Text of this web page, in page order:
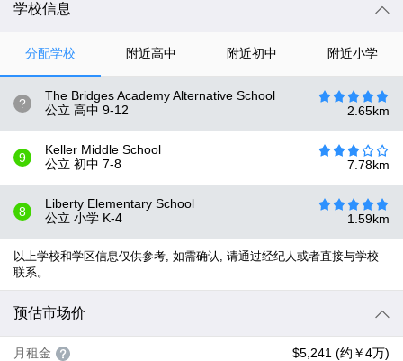
学校信息
分配学校 附近高中 附近初中 附近小学
?
The Bridges Academy Alternative School
公立 高中 9-12 2.65km
9
Keller Middle School
公立 初中 7-8 7.78km
8
Liberty Elementary School
公立 小学 K-4 1.59km
以上学校和学区信息仅供参考, 如需确认, 请通过经纪人或者直接与学校
联系。
预估市场价
月租金 $5,241 (约￥4万)